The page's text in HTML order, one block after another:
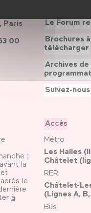
Paris
00
:
la
le
à
Accès
Métro
Les Halles
Châtelet
RER
Châtelet-
(Lignes A,
Bus
Le Forum
Brochures à
télécharger
Archives de
Suivez-nous